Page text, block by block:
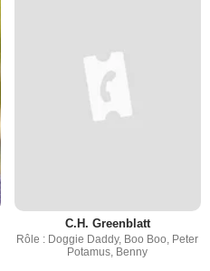
C.H. Greenblatt
Rôle : Doggie Daddy, Boo Boo, Peter
Potamus, Benny